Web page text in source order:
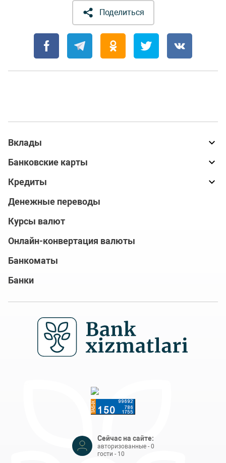
Поделиться
Вклады
Банковские карты
Кредиты
Денежные переводы
Курсы валют
Онлайн-конвертация валюты
Банкоматы
Банки
Сейчас на сайте:
авторизованные - 0
гости - 10